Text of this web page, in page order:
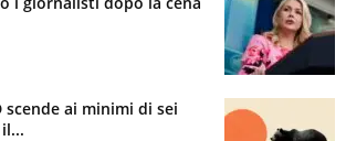
scende ai minimi di sei